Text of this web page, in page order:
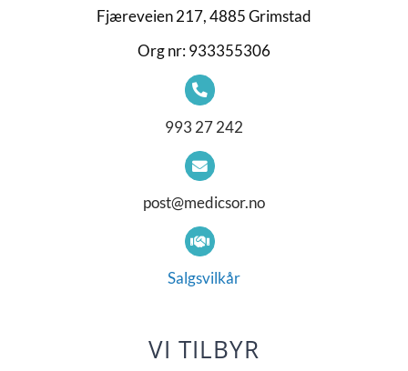
Fjæreveien 217, 4885 Grimstad
Org nr: 933355306
993 27 242
post@medicsor.no
Salgsvilkår
VI TILBYR